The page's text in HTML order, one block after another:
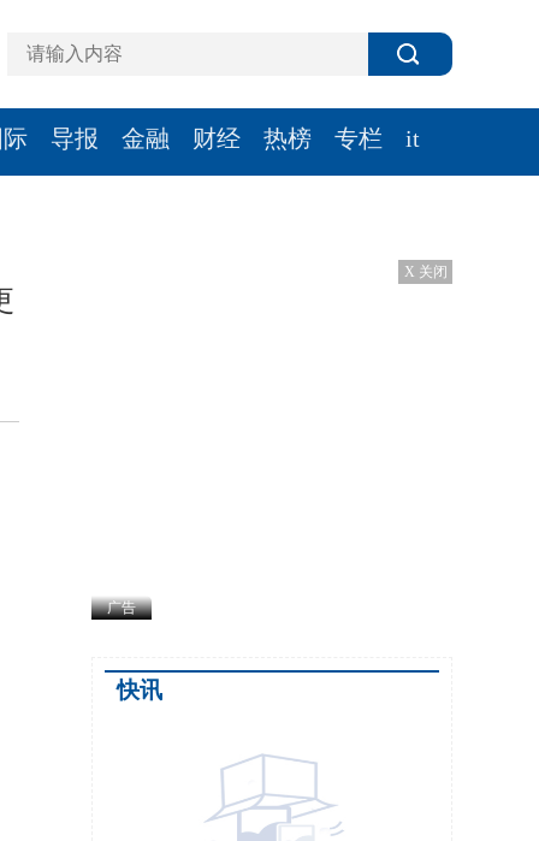
际 导报 金融 财经 热榜 专栏 it
广告
X 关闭
快讯